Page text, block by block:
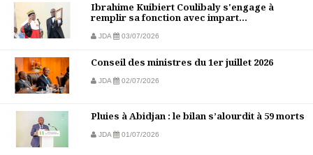
Ibrahime Kuibiert Coulibaly s'engage à
remplir sa fonction avec impart...
JDA 03/07/2026
Conseil des ministres du 1er juillet 2026
JDA 02/07/2026
Pluies à Abidjan : le bilan s’alourdit à 59 morts
JDA 01/07/2026